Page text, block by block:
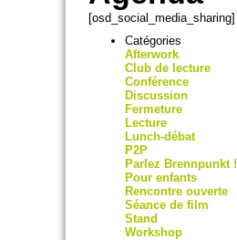
[osd_social_media_sharing]
Catégories
Afterwork
Club de lecture
Conférence
Discussion
Fermeture
Lecture
Lunch-débat
P2P
Parlez Brennpunkt !
Pour enfants
Rencontre ouverte
Séance de film
Stand
Workshop